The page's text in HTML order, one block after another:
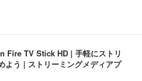
Fire TV Stick HD | 手軽にストリ
よう | ストリーミングメディアプ